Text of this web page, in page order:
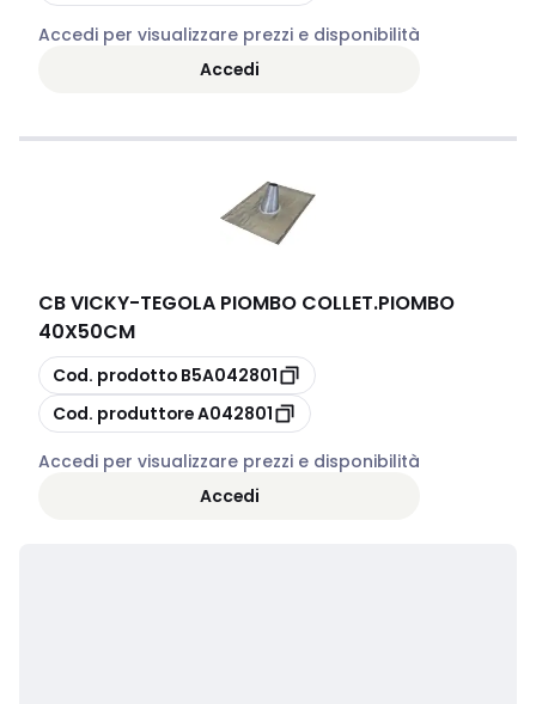
Accedi per visualizzare prezzi e disponibilità
Accedi
CB VICKY-TEGOLA PIOMBO COLLET.PIOMBO
40X50CM
copia
Cod. prodotto B5A042801
copia
Cod. produttoreA042801
Accedi per visualizzare prezzi e disponibilità
Accedi